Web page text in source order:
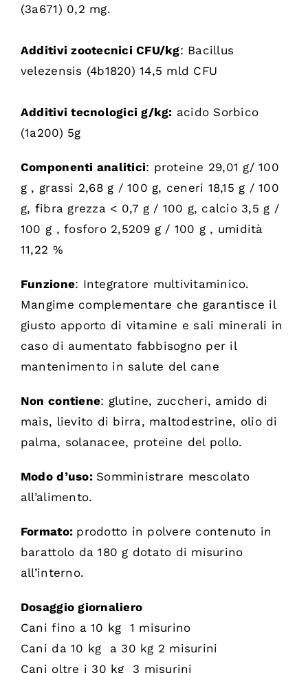
(3a671) 0,2 mg.
Additivi zootecnici CFU/kg: Bacillus
velezensis (4b1820) 14,5 mld CFU
Additivi tecnologici g/kg: acido Sorbico
(1a200) 5g
Componenti analitici: proteine 29,01 g/ 100
g , grassi 2,68 g / 100 g, ceneri 18,15 g / 100
g, fibra grezza < 0,7 g / 100 g, calcio 3,5 g /
100 g , fosforo 2,5209 g / 100 g , umidità
11,22 %
Funzione: Integratore multivitaminico.
Mangime complementare che garantisce il
giusto apporto di vitamine e sali minerali in
caso di aumentato fabbisogno per il
mantenimento in salute del cane
Non contiene: glutine, zuccheri, amido di
mais, lievito di birra, maltodestrine, olio di
palma, solanacee, proteine del pollo.
Modo d’uso: Somministrare mescolato
all’alimento.
Formato: prodotto in polvere contenuto in
barattolo da 180 g dotato di misurino
all’interno.
Dosaggio giornaliero
Cani fino a 10 kg 1 misurino
Cani da 10 kg a 30 kg 2 misurini
Cani oltre i 30 kg 3 misurini